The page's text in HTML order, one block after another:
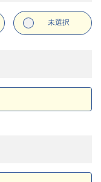
未選択